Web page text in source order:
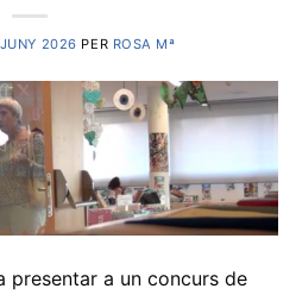
2026 PER ROSA Mª
presentar a un concurs de